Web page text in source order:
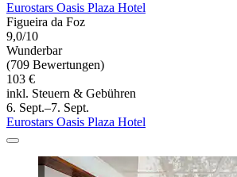
Eurostars Oasis Plaza Hotel
Figueira da Foz
9,0/10
Wunderbar
(709 Bewertungen)
103 €
inkl. Steuern & Gebühren
6. Sept.–7. Sept.
Eurostars Oasis Plaza Hotel